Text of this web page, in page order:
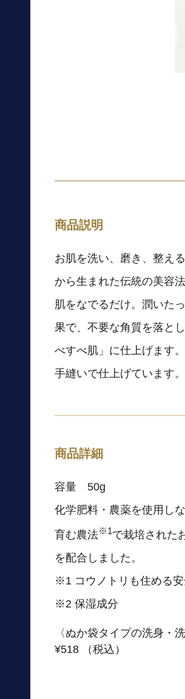
商品説明
お肌を洗い、磨き、整え
から生まれた伝統の美容
肌をなでるだけ。潤いた
果で、不要な角質を落と
べすべ肌」に仕上げます
手縫いで仕上げています。
商品詳細
容量 50g
化学肥料・農薬を使用し
育む農法※1で栽培された
を配合しました。
※1 コウノトリも住める
※2 保湿成分
〈ぬか袋タイプの洗身・洗
¥518 （税込）